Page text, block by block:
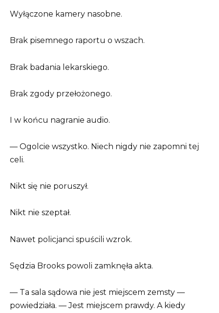
Wyłączone kamery nasobne.
Brak pisemnego raportu o wszach.
Brak badania lekarskiego.
Brak zgody przełożonego.
I w końcu nagranie audio.
— Ogolcie wszystko. Niech nigdy nie zapomni tej
celi.
Nikt się nie poruszył.
Nikt nie szeptał.
Nawet policjanci spuścili wzrok.
Sędzia Brooks powoli zamknęła akta.
— Ta sala sądowa nie jest miejscem zemsty —
powiedziała. — Jest miejscem prawdy. A kiedy